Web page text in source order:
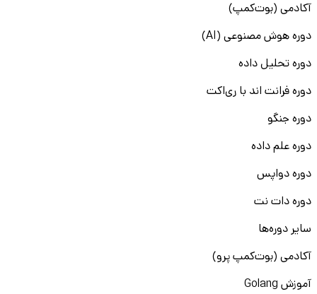
آکادمی (بوت‌کمپ)
دوره هوش مصنوعی (AI)
دوره تحلیل داده
دوره فرانت اند با ری‌اکت
دوره جنگو
دوره علم داده
دوره دواپس
دوره دات نت
سایر دوره‌ها
آکادمی (بوت‌کمپ پرو)
آموزش Golang